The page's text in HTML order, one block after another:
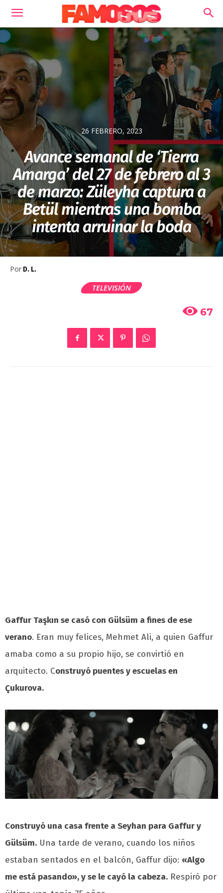
26 FEBRERO, 2023
Avance semanal de ‘Tierra
Amarga’ del 27 de febrero al 3
de marzo: Züleyha captura a
Betül mientras una bomba
intenta arruinar la boda
Por D. L.
TELEVISIÓN
67
Gaffur Taşkın se casó con Gülsüm a fines de ese
verano. Eran muy felices, Mehmet Ali, a quien Gaffur
amaba como a su propio hijo, se convirtió en
arquitecto. Construyó puentes y escuelas en
Çukurova.
Construyó una casa frente a Seyhan para Gaffur y
Gülsüm. Una tarde de verano, cuando los niños
estaban sentados en el balcón, Gaffur dijo: «Algo
me está pasando», y se le cayó la cabeza. Respiró por